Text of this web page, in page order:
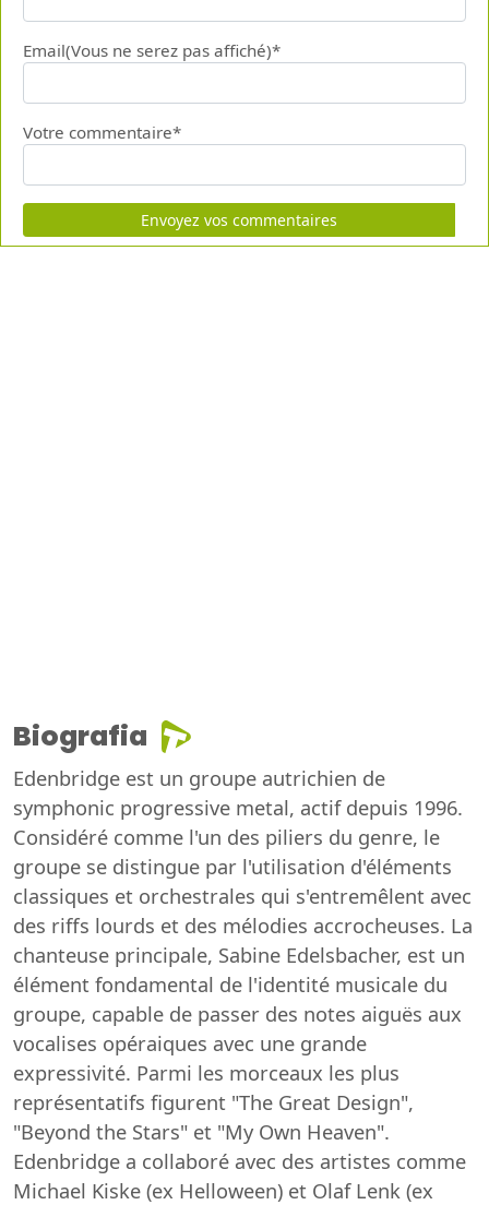
Email(Vous ne serez pas affiché)*
Votre commentaire*
Envoyez vos commentaires
Biografia
Edenbridge est un groupe autrichien de
symphonic progressive metal, actif depuis 1996.
Considéré comme l'un des piliers du genre, le
groupe se distingue par l'utilisation d'éléments
classiques et orchestrales qui s'entremêlent avec
des riffs lourds et des mélodies accrocheuses. La
chanteuse principale, Sabine Edelsbacher, est un
élément fondamental de l'identité musicale du
groupe, capable de passer des notes aiguës aux
vocalises opéraiques avec une grande
expressivité. Parmi les morceaux les plus
représentatifs figurent "The Great Design",
"Beyond the Stars" et "My Own Heaven".
Edenbridge a collaboré avec des artistes comme
Michael Kiske (ex Helloween) et Olaf Lenk (ex